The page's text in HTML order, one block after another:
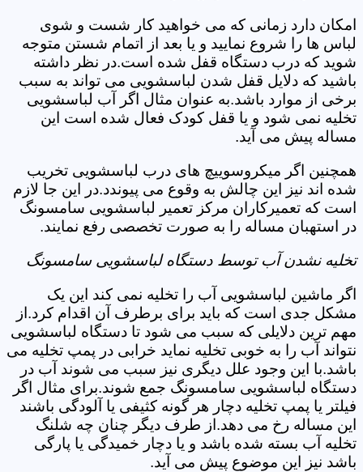
امکان دارد زمانی که می خواهید کار شست و شوی
لباس ها را شروع نمایید و یا بعد از اتمام شستن متوجه
شوید که درب دستگاه قفل شده است.در نظر داشته
باشید که دلایل قفل شدن لباسشویی می تواند به سبب
برخی از موارد باشد.به عنوان مثال اگر آب لباسشویی
تخلیه نمی شود و یا قفل کودک فعال شده است این
مساله پیش می آید.
همچنین اگر میکروسوییچ های درب لباسشویی تخریب
شده اند نیز این چالش به وقوع می پیوندد.در این جا لازم
است که تعمیرکاران مرکز تعمیر لباسشویی سامسونگ
در استهبان مساله را به صورت تخصصی رفع نمایند.
تخلیه نشدن آب توسط دستگاه لباسشویی سامسونگ
اگر ماشین لباسشویی آب را تخلیه نمی کند این یک
مشکل جدی است که باید برای برطرف آن اقدام کرد.از
مهم ترین دلایلی که سبب می شود تا دستگاه لباسشویی
نتواند آب را به خوبی تخلیه نماید خرابی در پمپ تخلیه می
باشد.با این وجود علل دیگری نیز سبب می شوند آب در
دستگاه لباسشویی سامسونگ جمع شوند.برای مثال اگر
فیلتر یا پمپ تخلیه دچار هر گونه کثیفی یا آلودگی باشند
این مساله رخ می دهد.از طرف دیگر چنان چه شلنگ
تخلیه آب بسته شده باشد و یا دچار خمیدگی یا پارگی
باشد نیز این موضوع پیش می آید.